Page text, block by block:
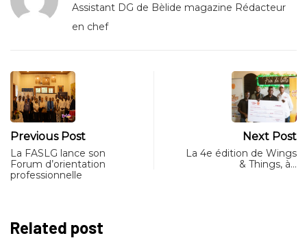
Assistant DG de Bèlide magazine Rédacteur
en chef
Previous Post
La FASLG lance son
Forum d’orientation
professionnelle
Next Post
La 4e édition de Wings
& Things, à…
Related post